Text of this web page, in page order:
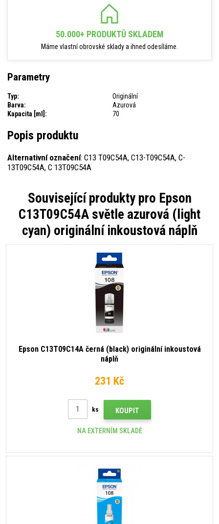
50.000+ PRODUKTŮ SKLADEM
Máme vlastní obrovské sklady a ihned odesíláme.
Parametry
Typ:
Originální
Barva:
Azurová
Kapacita [ml]:
70
Popis produktu
Alternativní označení: C13 T09C54A, C13-T09C54A, C-
13T09C54A, C 13T09C54A
Související produkty pro Epson
C13T09C54A světle azurová (light
cyan) originální inkoustová náplň
Epson C13T09C14A černá (black) originální inkoustová
náplň
231 Kč
ks KOUPIT
NA EXTERNÍM SKLADĚ